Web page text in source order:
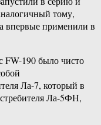
тому,
впервые применили в
FW-190 было чисто
Ла-7, который в
Ла-5ФН,